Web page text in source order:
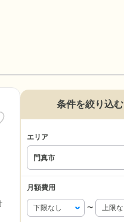
条件を絞り込む
エリア
門真市
月額費用
〜